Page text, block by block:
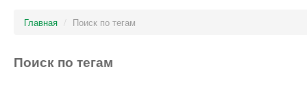
Главная / Поиск по тегам
Поиск по тегам